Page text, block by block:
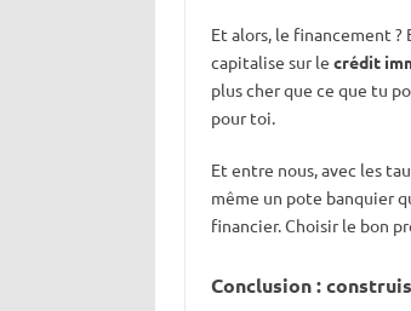
Et alors, le financement ?
capitalise sur le crédit
plus cher que ce que tu
pour toi.
Et entre nous, avec les
même un pote banquier
financier. Choisir le bon
Conclusion :